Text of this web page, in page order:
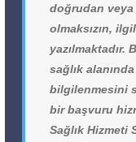
doğrudan veya
olmaksızın,
yazılmaktadır.
sağlık
bilgilenmesini
bir başvuru
Sağlık Hizmeti